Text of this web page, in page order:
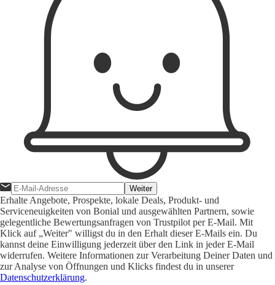
Weiter
Erhalte Angebote, Prospekte, lokale Deals, Produkt- und
Serviceneuigkeiten von Bonial und ausgewählten Partnern, sowie
gelegentliche Bewertungsanfragen von Trustpilot per E-Mail. Mit
Klick auf „Weiter" willigst du in den Erhalt dieser E-Mails ein. Du
kannst deine Einwilligung jederzeit über den Link in jeder E-Mail
widerrufen. Weitere Informationen zur Verarbeitung Deiner Daten und
zur Analyse von Öffnungen und Klicks findest du in unserer
Datenschutzerklärung.